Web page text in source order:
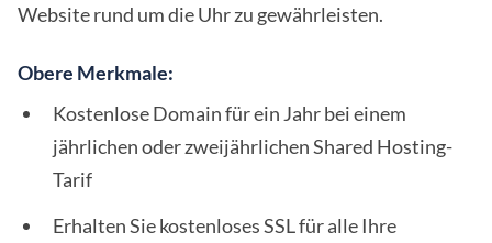
Website rund um die Uhr zu gewährleisten.
Obere Merkmale:
Kostenlose Domain für ein Jahr bei einem
jährlichen oder zweijährlichen Shared Hosting-
Tarif
Erhalten Sie kostenloses SSL für alle Ihre